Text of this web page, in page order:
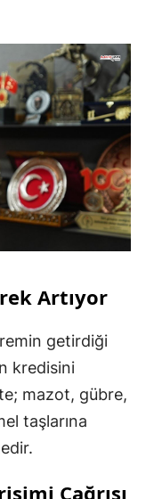
Artıyor
getirdiği
kredisini
mazot, gübre,
taşlarına
Çağrısı